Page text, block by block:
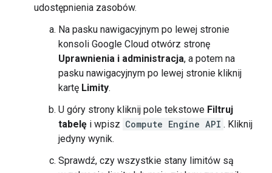
udostępnienia zasobów.
Na pasku nawigacyjnym po lewej stronie
konsoli Google Cloud otwórz stronę
Uprawnienia i administracja, a potem na
pasku nawigacyjnym po lewej stronie kliknij
kartę Limity.
U góry strony kliknij pole tekstowe Filtruj
tabelę i wpisz Compute Engine API . Kliknij
jedyny wynik.
Sprawdź, czy wszystkie stany limitów są